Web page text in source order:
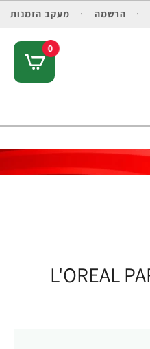
הרשמה מעקב הזמנות
0